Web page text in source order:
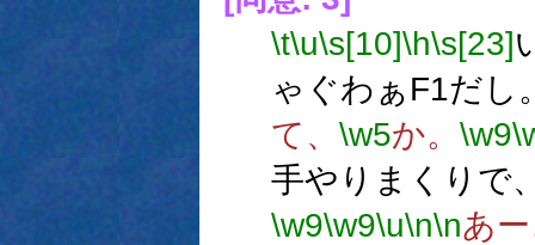
\t\u\s[10]\h\s[23]
ゃぐわぁF1だし
て、 \w5か。 \w9
手やりまくりで
\w9\w9\u\n\nあ